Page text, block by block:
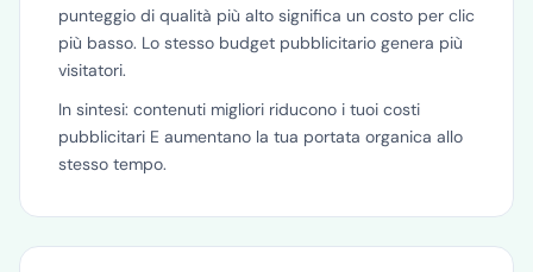
punteggio di qualità più alto significa un costo per clic
più basso. Lo stesso budget pubblicitario genera più
visitatori.
In sintesi: contenuti migliori riducono i tuoi costi
pubblicitari E aumentano la tua portata organica allo
stesso tempo.